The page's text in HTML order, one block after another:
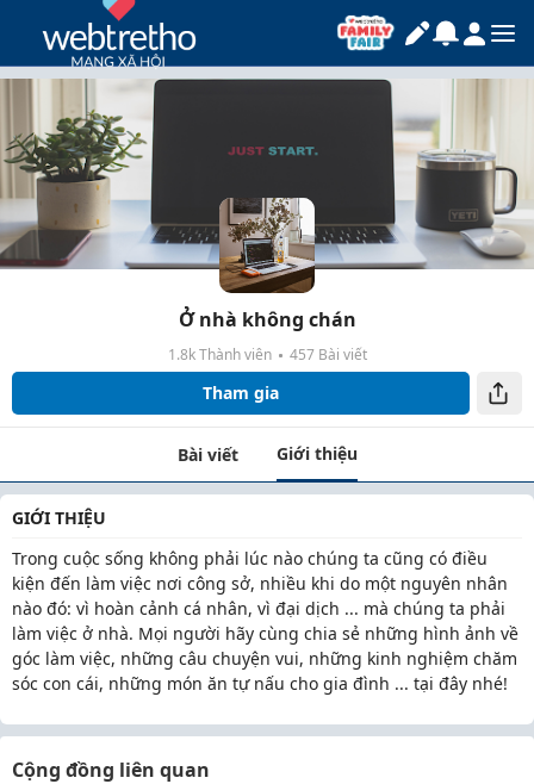
Ở nhà không chán
1.8k Thành viên 457 Bài viết
Tham gia
Bài viết Giới thiệu
GIỚI THIỆU
Trong cuộc sống không phải lúc nào chúng ta cũng có điều
kiện đến làm việc nơi công sở, nhiều khi do một nguyên nhân
nào đó: vì hoàn cảnh cá nhân, vì đại dịch ... mà chúng ta phải
làm việc ở nhà. Mọi người hãy cùng chia sẻ những hình ảnh về
góc làm việc, những câu chuyện vui, những kinh nghiệm chăm
sóc con cái, những món ăn tự nấu cho gia đình ... tại đây nhé!
Cộng đồng liên quan